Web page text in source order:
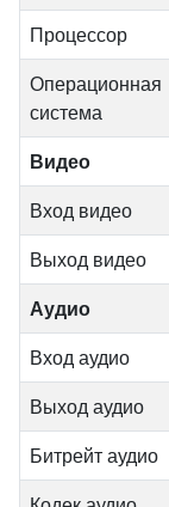
Процессор
Операционная
система
Видео
Вход видео
Выход видео
Аудио
Вход аудио
Выход аудио
Битрейт аудио